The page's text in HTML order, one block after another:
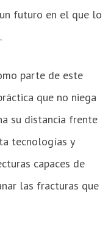
futuro en el que lo
parte de este
que no niega
su distancia frente
tecnologías y
capaces de
las fracturas que